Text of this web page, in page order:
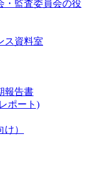
・監査委員会の役
ス資料室
報告書
ポート)
）